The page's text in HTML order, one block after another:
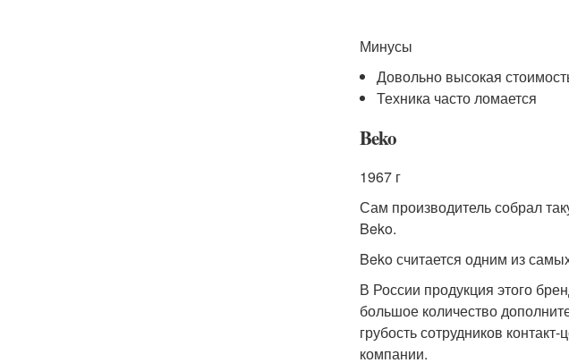
Минусы
Довольно высокая
Техника часто ломается
Beko
1967 г
Сам производитель собрал
Beko.
Beko считается одним из
В России продукция этого
большое количество
грубость сотрудников
компании.